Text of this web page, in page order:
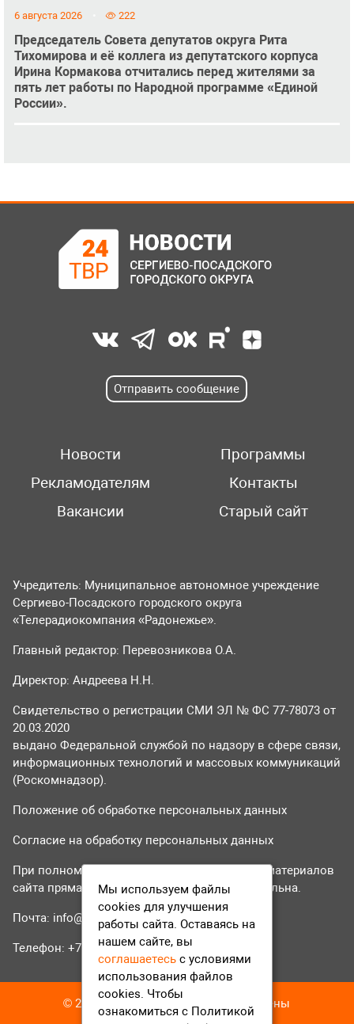
6 августа 2026 222
Председатель Совета депутатов округа Рита
Тихомирова и её коллега из депутатского корпуса
Ирина Кормакова отчитались перед жителями за
пять лет работы по Народной программе «Единой
России».
Отправить сообщение
Новости
Программы
Рекламодателям
Контакты
Вакансии
Старый сайт
Учредитель: Муниципальное автономное учреждение
Сергиево-Посадского городского округа
«Телерадиокомпания «Радонежье».
Главный редактор: Перевозникова О.А.
Директор: Андреева Н.Н.
Свидетельство о регистрации СМИ ЭЛ № ФС 77-78073 от
20.03.2020
выдано Федеральной службой по надзору в сфере связи,
информационных технологий и массовых коммуникаций
(Роскомнадзор).
Положение об обработке персональных данных
Согласие на обработку персональных данных
При полном или частичном использовании материалов
сайта прямая гиперссылка на tvr24.tv обязательна.
Почта: info@tvr24.tv
Телефон: +7 (496) 551-04-95
© 2016-2023 ТВР24 Все права защищены
Мы используем файлы
cookies для улучшения
работы сайта. Оставаясь на
нашем сайте, вы
соглашаетесь с условиями
использования файлов
cookies. Чтобы
ознакомиться с Политикой